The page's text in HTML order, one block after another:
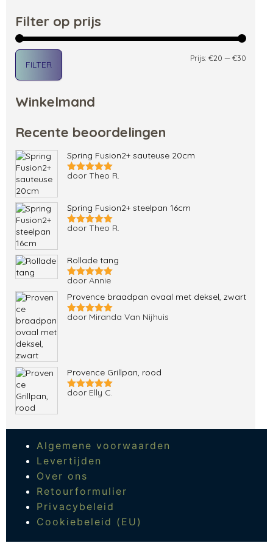
Filter op prijs
FILTER
Prijs: €20 — €30
Winkelmand
Recente beoordelingen
Spring Fusion2+ sauteuse 20cm
Gewaardeerd
door Theo R.
Spring Fusion2+ steelpan 16cm
Gewaardeerd
door Theo R.
Rollade tang
Gewaardeerd
door Annie
Provence braadpan ovaal met deksel, zwart
Gewaardeerd
door Miranda Van Nijhuis
Provence Grillpan, rood
Gewaardeerd
door Elly C.
Algemene voorwaarden
Levertijden
Over ons
Retourformulier
Privacybeleid
Cookiebeleid (EU)